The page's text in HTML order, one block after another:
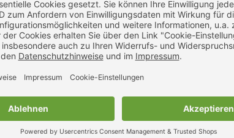
HAKRO Sweat-Jacken College (606)
ZUM
PRODUKT
66,58 €